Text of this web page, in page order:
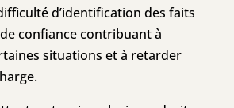
d’identification des faits
confiance contribuant à
situations et à retarder